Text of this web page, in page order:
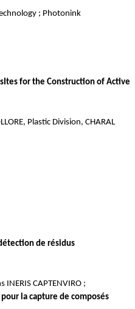
; Photonink
for the Construction of Active
Plastic Division, CHARAL
de résidus
INERIS CAPTENVIRO ;
la capture de composés